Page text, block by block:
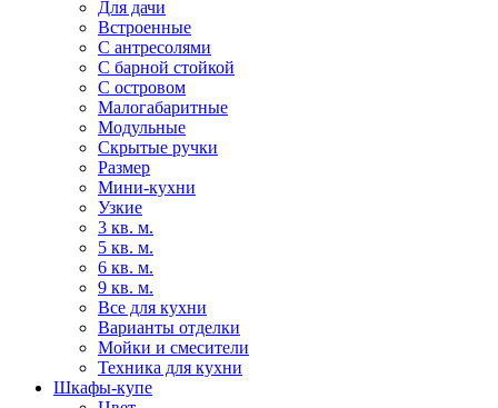
Для дачи
Встроенные
С антресолями
С барной стойкой
С островом
Малогабаритные
Модульные
Скрытые ручки
Размер
Мини-кухни
Узкие
3 кв. м.
5 кв. м.
6 кв. м.
9 кв. м.
Все для кухни
Варианты отделки
Мойки и смесители
Техника для кухни
Шкафы-купе